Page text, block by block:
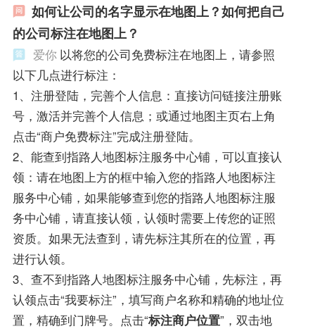
如何让公司的名字显示在地图上？如何把自己
的公司标注在地图上？
爱你 以将您的公司免费标注在地图上，请参照
以下几点进行标注：
1、注册登陆，完善个人信息：直接访问链接注册账
号，激活并完善个人信息；或通过地图主页右上角
点击“商户免费标注”完成注册登陆。
2、能查到指路人地图标注服务中心铺，可以直接认
领：请在地图上方的框中输入您的指路人地图标注
服务中心铺，如果能够查到您的指路人地图标注服
务中心铺，请直接认领，认领时需要上传您的证照
资质。如果无法查到，请先标注其所在的位置，再
进行认领。
3、查不到指路人地图标注服务中心铺，先标注，再
认领点击“我要标注”，填写商户名称和精确的地址位
置，精确到门牌号。点击“标注商户位置”，双击地